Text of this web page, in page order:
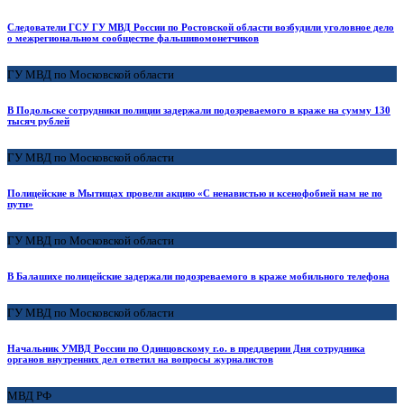
Следователи ГСУ ГУ МВД России по Ростовской области возбудили уголовное дело
о межрегиональном сообществе фальшивомонетчиков
ГУ МВД по Московской области
В Подольске сотрудники полиции задержали подозреваемого в краже на сумму 130
тысяч рублей
ГУ МВД по Московской области
Полицейские в Мытищах провели акцию «С ненавистью и ксенофобией нам не по
пути»
ГУ МВД по Московской области
В Балашихе полицейские задержали подозреваемого в краже мобильного телефона
ГУ МВД по Московской области
Начальник УМВД России по Одинцовскому г.о. в преддверии Дня сотрудника
органов внутренних дел ответил на вопросы журналистов
МВД РФ